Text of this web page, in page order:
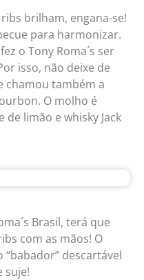
brilham, engana-se!
para harmonizar.
o Tony Roma´s ser
isso, não deixe de
chamou também a
O molho é
limão e whisky Jack
Brasil, terá que
com as mãos! O
descartável
suje!